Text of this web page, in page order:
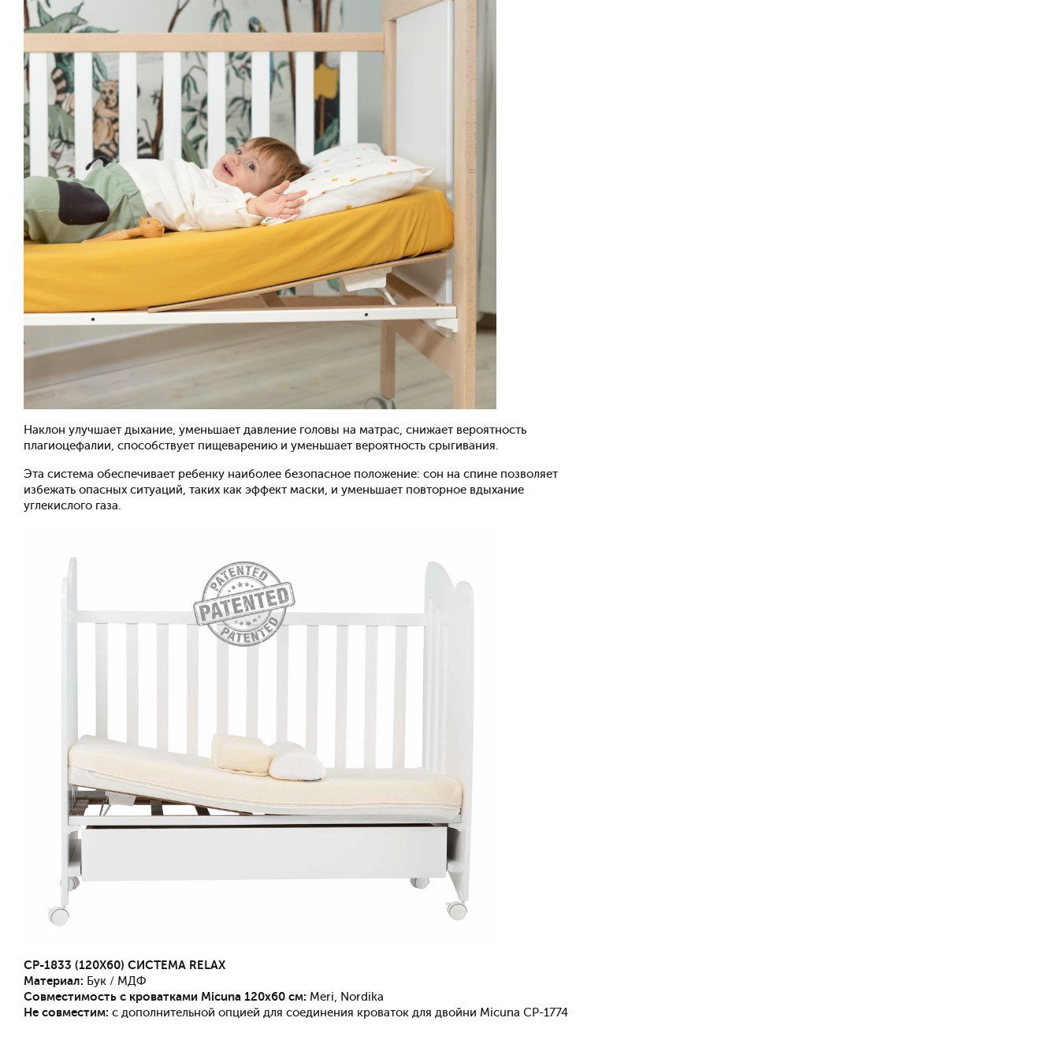
Наклон улучшает дыхание, уменьшает давление головы на матрас, снижает вероятность
плагиоцефалии, способствует пищеварению и уменьшает вероятность срыгивания.
Эта система обеспечивает ребенку наиболее безопасное положение: сон на спине позволяет
избежать опасных ситуаций, таких как эффект маски, и уменьшает повторное вдыхание
углекислого газа.
CP-1833 (120X60) СИСТЕМА RELAX
Материал: Бук / МДФ
Совместимость с кроватками Micuna 120x60 см: Meri, Nordika
Не совместим: с дополнительной опцией для соединения кроваток для двойни Micuna CP-1774